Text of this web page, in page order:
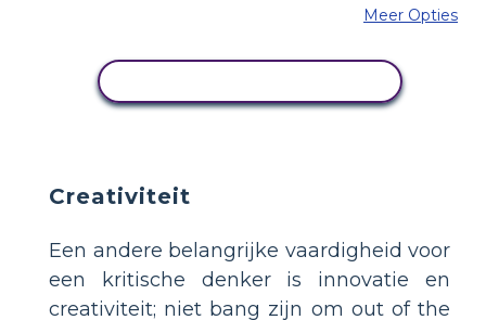
Meer Opties
Creativiteit
Een andere belangrijke vaardigheid voor
een kritische denker is innovatie en
creativiteit; niet bang zijn om out of the